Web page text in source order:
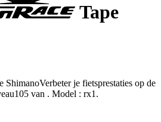
Tape
ShimanoVerbeter je fietsprestaties op de
van . Model : rx1.